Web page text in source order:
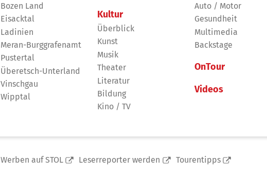
Bozen Land
Eisacktal
Ladinien
Meran-Burggrafenamt
Pustertal
Überetsch-Unterland
Vinschgau
Wipptal
Kultur
Überblick
Kunst
Musik
Theater
Literatur
Bildung
Kino / TV
Auto / Motor
Gesundheit
Multimedia
Backstage
OnTour
Videos
Werben auf STOL Leserreporter werden Tourentipps